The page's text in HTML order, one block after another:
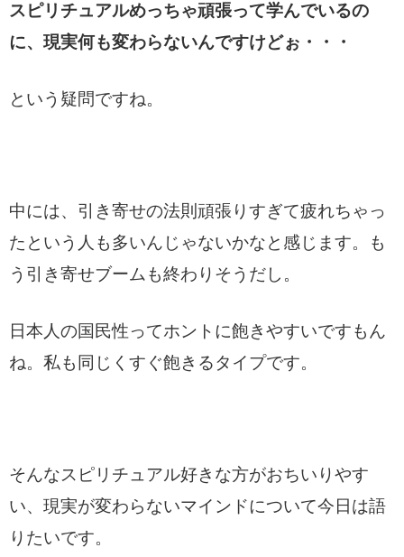
スピリチュアルめっちゃ頑張って学んでいるの
に、現実何も変わらないんですけどぉ・・・
という疑問ですね。
中には、引き寄せの法則頑張りすぎて疲れちゃっ
たという人も多いんじゃないかなと感じます。も
う引き寄せブームも終わりそうだし。
日本人の国民性ってホントに飽きやすいですもん
ね。私も同じくすぐ飽きるタイプです。
そんなスピリチュアル好きな方がおちいりやす
い、現実が変わらないマインドについて今日は語
りたいです。